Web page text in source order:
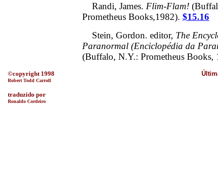
Randi, James. Flim-Flam!
Prometheus Books,1982). $15.16
Stein, Gordon. editor, The
Paranormal (Enciclopédia da
(Buffalo, N.Y.: Prometheus
©copyright 1998
Robert Todd Carroll
traduzido por
Ronaldo Cordeiro